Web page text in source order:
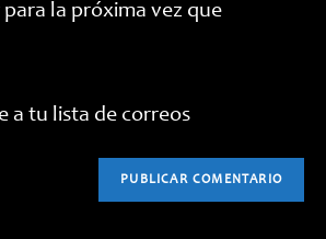
la próxima vez que
a tu lista de correos